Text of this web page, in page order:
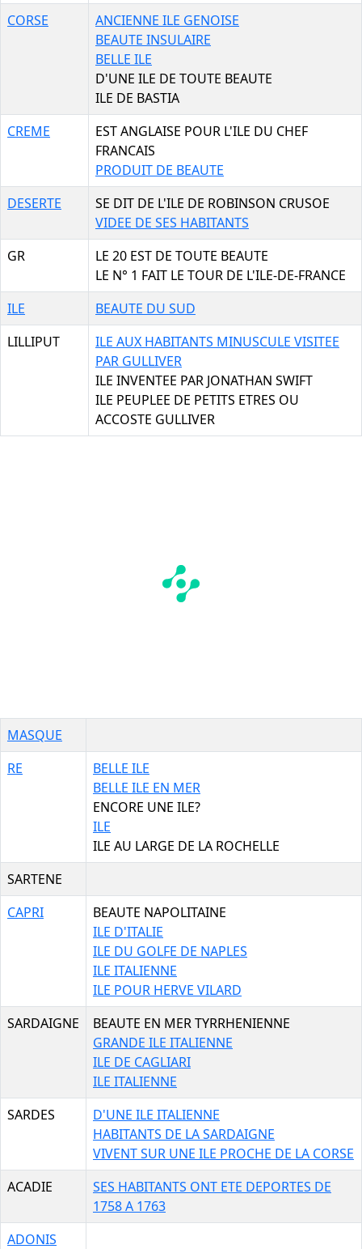
CORSE
ANCIENNE ILE GENOISE
BEAUTE INSULAIRE
BELLE ILE
D'UNE ILE DE TOUTE BEAUTE
ILE DE BASTIA
CREME
EST ANGLAISE POUR L'ILE DU CHEF
FRANCAIS
PRODUIT DE BEAUTE
DESERTE
SE DIT DE L'ILE DE ROBINSON CRUSOE
VIDEE DE SES HABITANTS
GR
LE 20 EST DE TOUTE BEAUTE
LE N° 1 FAIT LE TOUR DE L'ILE-DE-FRANCE
ILE
BEAUTE DU SUD
LILLIPUT
ILE AUX HABITANTS MINUSCULE VISITEE
PAR GULLIVER
ILE INVENTEE PAR JONATHAN SWIFT
ILE PEUPLEE DE PETITS ETRES OU
ACCOSTE GULLIVER
MASQUE
RE
BELLE ILE
BELLE ILE EN MER
ENCORE UNE ILE?
ILE
ILE AU LARGE DE LA ROCHELLE
SARTENE
CAPRI
BEAUTE NAPOLITAINE
ILE D'ITALIE
ILE DU GOLFE DE NAPLES
ILE ITALIENNE
ILE POUR HERVE VILARD
SARDAIGNE
BEAUTE EN MER TYRRHENIENNE
GRANDE ILE ITALIENNE
ILE DE CAGLIARI
ILE ITALIENNE
SARDES
D'UNE ILE ITALIENNE
HABITANTS DE LA SARDAIGNE
VIVENT SUR UNE ILE PROCHE DE LA CORSE
ACADIE
SES HABITANTS ONT ETE DEPORTES DE
1758 A 1763
ADONIS